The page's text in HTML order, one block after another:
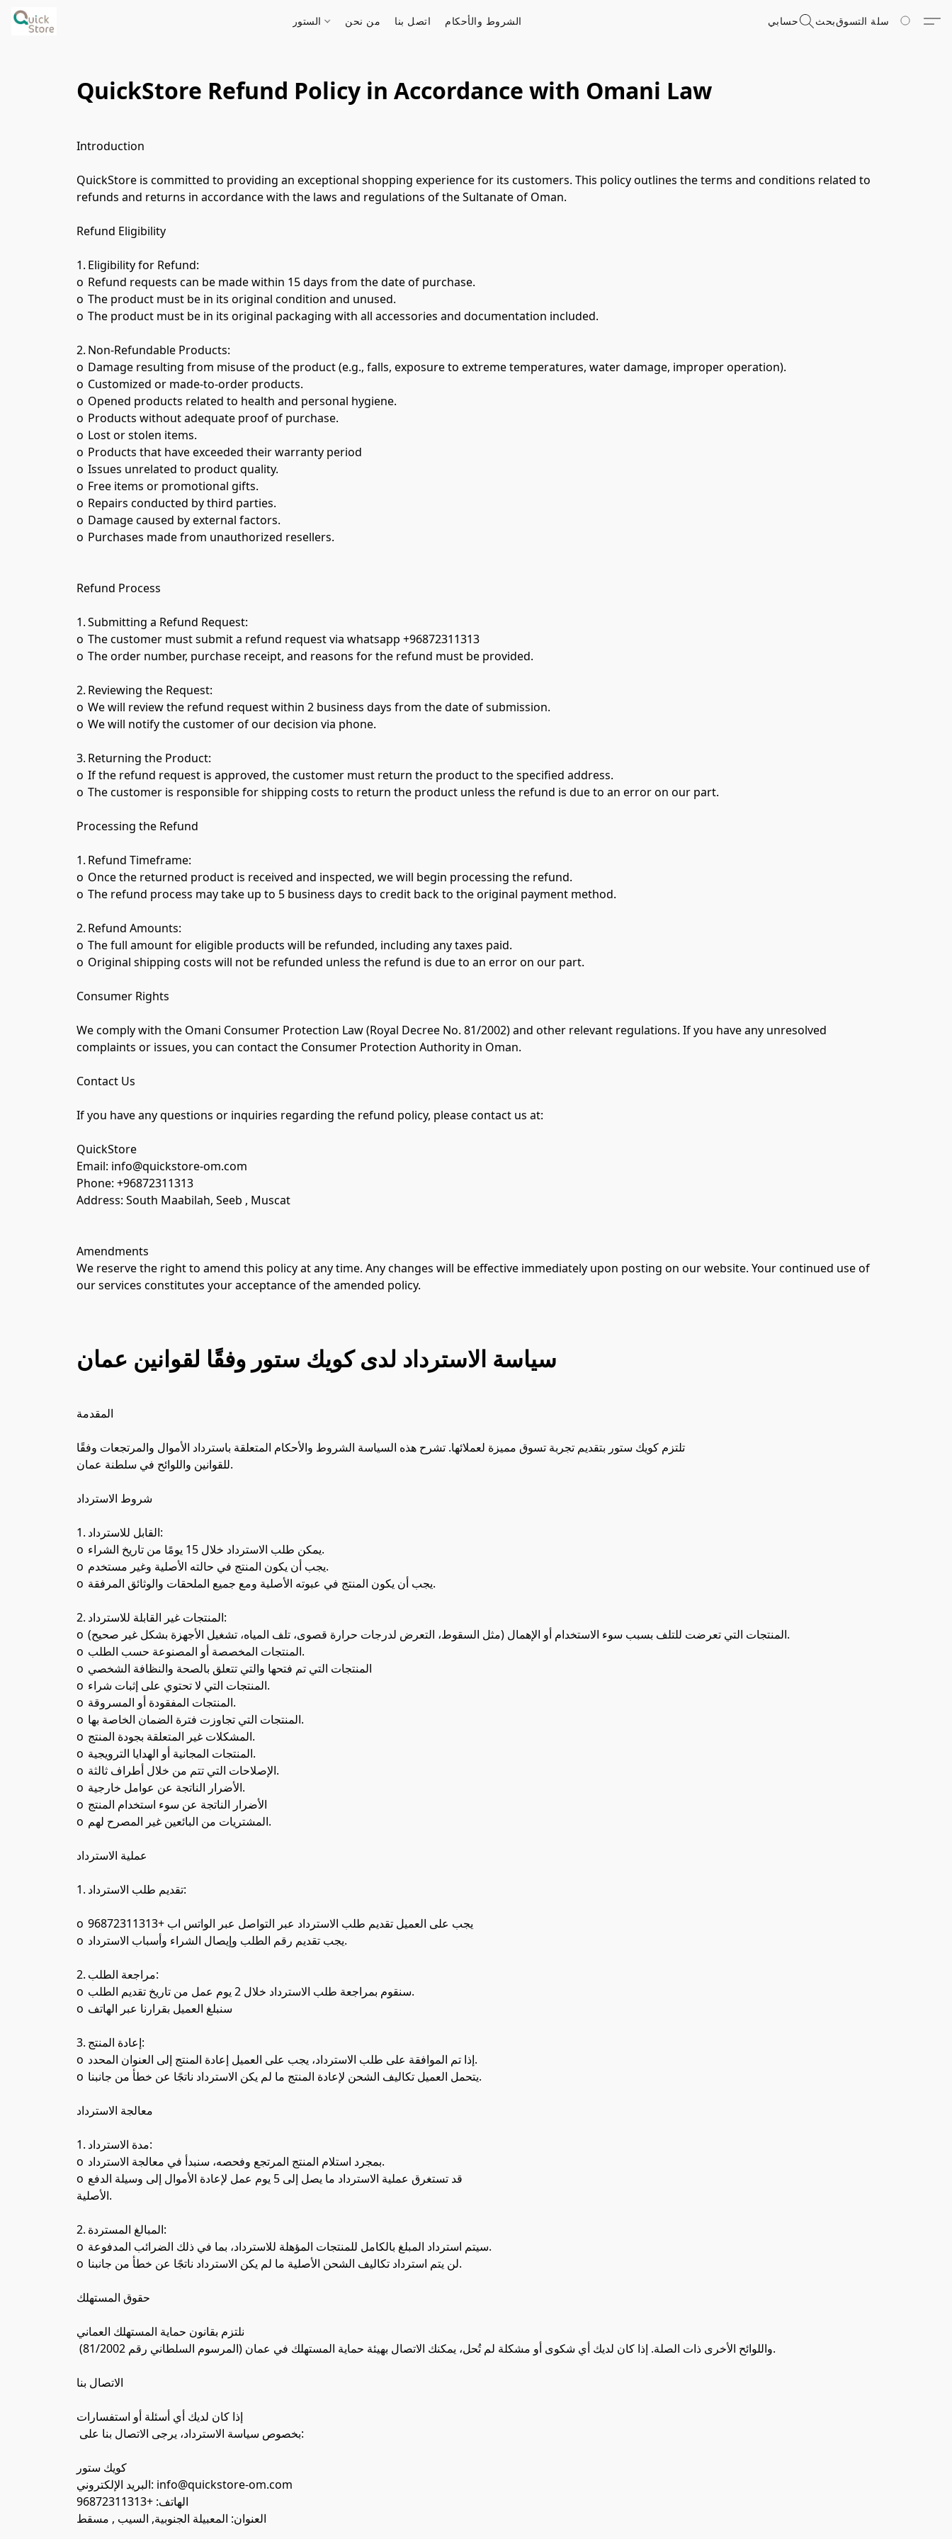
الستور من نحن اتصل بنا الشروط والأحكام حسابي بحثسلة التسوق
QuickStore Refund Policy in Accordance with Omani Law
Introduction
QuickStore is committed to providing an exceptional shopping experience for its customers. This policy outlines the terms and conditions related to
refunds and returns in accordance with the laws and regulations of the Sultanate of Oman.
Refund Eligibility
1.	Eligibility for Refund:
o	Refund requests can be made within 15 days from the date of purchase.
o	The product must be in its original condition and unused.
o	The product must be in its original packaging with all accessories and documentation included.
2.	Non-Refundable Products:
o	Damage resulting from misuse of the product (e.g., falls, exposure to extreme temperatures, water damage, improper operation).
o	Customized or made-to-order products.
o	Opened products related to health and personal hygiene.
o	Products without adequate proof of purchase.
o	Lost or stolen items.
o	Products that have exceeded their warranty period
o	Issues unrelated to product quality.
o	Free items or promotional gifts.
o	Repairs conducted by third parties.
o	Damage caused by external factors.
o	Purchases made from unauthorized resellers.
Refund Process
1.	Submitting a Refund Request:
o	The customer must submit a refund request via whatsapp +96872311313
o	The order number, purchase receipt, and reasons for the refund must be provided.
2.	Reviewing the Request:
o	We will review the refund request within 2 business days from the date of submission.
o	We will notify the customer of our decision via phone.
3.	Returning the Product:
o	If the refund request is approved, the customer must return the product to the specified address.
o	The customer is responsible for shipping costs to return the product unless the refund is due to an error on our part.
Processing the Refund
1.	Refund Timeframe:
o	Once the returned product is received and inspected, we will begin processing the refund.
o	The refund process may take up to 5 business days to credit back to the original payment method.
2.	Refund Amounts:
o	The full amount for eligible products will be refunded, including any taxes paid.
o	Original shipping costs will not be refunded unless the refund is due to an error on our part.
Consumer Rights
We comply with the Omani Consumer Protection Law (Royal Decree No. 81/2002) and other relevant regulations. If you have any unresolved
complaints or issues, you can contact the Consumer Protection Authority in Oman.
Contact Us
If you have any questions or inquiries regarding the refund policy, please contact us at:
QuickStore
Email: info@quickstore-om.com
Phone: +96872311313
Address: South Maabilah, Seeb , Muscat
Amendments
We reserve the right to amend this policy at any time. Any changes will be effective immediately upon posting on our website. Your continued use of
our services constitutes your acceptance of the amended policy.
سياسة الاسترداد لدى كويك ستور وفقًا لقوانين عمان
المقدمة
تلتزم كويك ستور بتقديم تجربة تسوق مميزة لعملائها. تشرح هذه السياسة الشروط والأحكام المتعلقة باسترداد الأموال والمرتجعات وفقًا
للقوانين واللوائح في سلطنة عمان.
شروط الاسترداد
1.	القابل للاسترداد:
o	يمكن طلب الاسترداد خلال 15 يومًا من تاريخ الشراء.
o	يجب أن يكون المنتج في حالته الأصلية وغير مستخدم.
o	يجب أن يكون المنتج في عبوته الأصلية ومع جميع الملحقات والوثائق المرفقة.
2.	المنتجات غير القابلة للاسترداد:
o	المنتجات التي تعرضت للتلف بسبب سوء الاستخدام أو الإهمال (مثل السقوط، التعرض لدرجات حرارة قصوى، تلف المياه، تشغيل الأجهزة بشكل غير صحيح).
o	المنتجات المخصصة أو المصنوعة حسب الطلب.
o	المنتجات التي تم فتحها والتي تتعلق بالصحة والنظافة الشخصي
o	المنتجات التي لا تحتوي على إثبات شراء.
o	المنتجات المفقودة أو المسروقة.
o	المنتجات التي تجاوزت فترة الضمان الخاصة بها.
o	المشكلات غير المتعلقة بجودة المنتج.
o	المنتجات المجانية أو الهدايا الترويجية.
o	الإصلاحات التي تتم من خلال أطراف ثالثة.
o	الأضرار الناتجة عن عوامل خارجية.
o	الأضرار الناتجة عن سوء استخدام المنتج
o	المشتريات من البائعين غير المصرح لهم.
عملية الاسترداد
1.	تقديم طلب الاسترداد:
o	يجب على العميل تقديم طلب الاسترداد عبر التواصل عبر الواتس اب +96872311313
o	يجب تقديم رقم الطلب وإيصال الشراء وأسباب الاسترداد.
2.	مراجعة الطلب:
o	سنقوم بمراجعة طلب الاسترداد خلال 2 يوم عمل من تاريخ تقديم الطلب.
o	سنبلغ العميل بقرارنا عبر الهاتف
3.	إعادة المنتج:
o	إذا تم الموافقة على طلب الاسترداد، يجب على العميل إعادة المنتج إلى العنوان المحدد.
o	يتحمل العميل تكاليف الشحن لإعادة المنتج ما لم يكن الاسترداد ناتجًا عن خطأ من جانبنا.
معالجة الاسترداد
1.	مدة الاسترداد:
o	بمجرد استلام المنتج المرتجع وفحصه، سنبدأ في معالجة الاسترداد.
o	قد تستغرق عملية الاسترداد ما يصل إلى 5 يوم عمل لإعادة الأموال إلى وسيلة الدفع
الأصلية.
2.	المبالغ المستردة:
o	سيتم استرداد المبلغ بالكامل للمنتجات المؤهلة للاسترداد، بما في ذلك الضرائب المدفوعة.
o	لن يتم استرداد تكاليف الشحن الأصلية ما لم يكن الاسترداد ناتجًا عن خطأ من جانبنا.
حقوق المستهلك
نلتزم بقانون حماية المستهلك العماني
الاتصال بنا
إذا كان لديك أي أسئلة أو استفسارات
كويك ستور
البريد الإلكتروني: info@quickstore-om.com
الهاتف: +96872311313
العنوان: المعبيلة الجنوبية, السيب , مسقط